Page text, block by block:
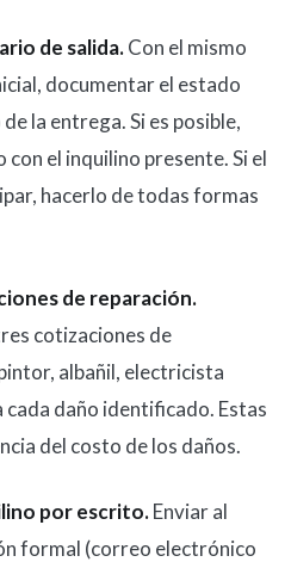
de salida.Con el mismo
documentar el estado
la entrega. Si es posible,
el inquilino presente. Si el
hacerlo de todas formas
de reparación.
cotizaciones de
albañil, electricista
daño identificado. Estas
del costo de los daños.
por escrito.Enviar al
formal (correo electrónico